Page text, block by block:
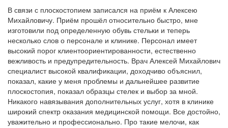
В связи с плоскостопием записался на приём к Алексею
Михайловичу. Приём прошёл относительно быстро, мне
изготовили под определенную обувь стельки и теперь
несколько слов о персонале и клинике. Персонал имеет
высокий порог клиентоориентированности, естественно
вежливость и предупредительность. Врач Алексей Михайлович
специалист высокой квалификации, доходчиво объяснил,
показал, какие у меня проблемы и дальнейшее развитие
плоскостопия, показал образцы стелек и выбор за мной.
Никакого навязывания дополнительных услуг, хотя в клинике
широкий спектр оказания медицинской помощи. Все достойно,
уважительно и профессионально. Про такие мелочи, как